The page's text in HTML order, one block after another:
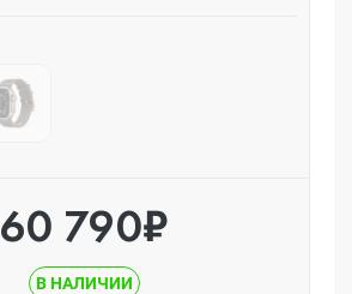
60 790₽
В НАЛИЧИИ